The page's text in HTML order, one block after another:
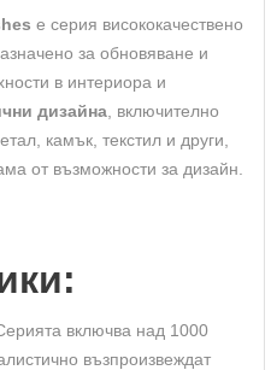
е серия висококачествено
за обновяване и
в интериора и
дизайна , включително
камък, текстил и други,
от възможности за дизайн.
включва над 1000
възпроизвеждат